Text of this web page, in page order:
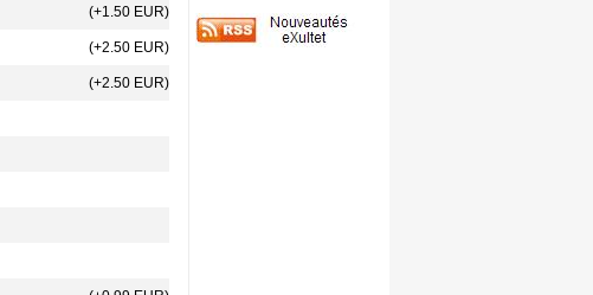
(+1.50 EUR)
(+2.50 EUR)
(+2.50 EUR)